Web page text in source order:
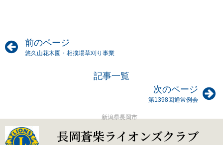
前のページ
悠久山花木園・相撲場草刈り事業
記事一覧
次のページ
第1398回通常例会
新潟県長岡市
長岡蒼柴ライオンズクラブ